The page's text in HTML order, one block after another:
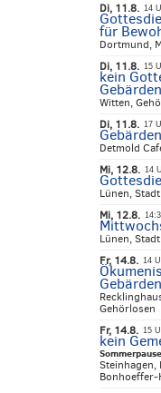
Di, 11.8. 14
für
Dortmund,
Di, 11.8. 15
kein
Witten,
Di, 11.8. 17
Detmold
Mi, 12.8. 14
Lünen,
Mi, 12.8.
Lünen,
Fr, 14.8. 14
Gehörlosen
Fr, 14.8. 15
kein
Sommerpause
Steinhagen,
Bonhoeffer-